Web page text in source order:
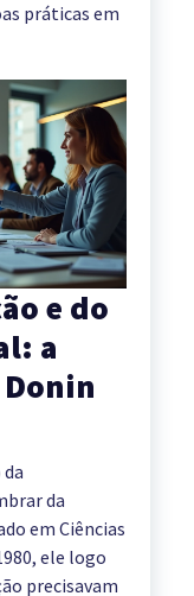
práticas em
e do
a
da
em Ciências
ele logo
precisavam